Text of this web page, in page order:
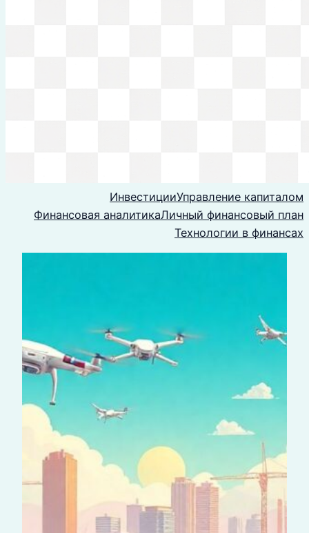
ИнвестицииУправление капиталом
Финансовая аналитикаЛичный финансовый план
Технологии в финансах